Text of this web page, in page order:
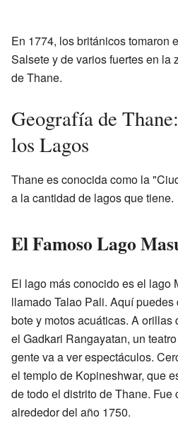
En 1774, los británicos tomaron
Salsete y de varios fuertes en la
de Thane.
Geografía de
los Lagos
Thane es conocida como la
a la cantidad de lagos que tiene.
El Famoso Lago
El lago más conocido es el lago
llamado Talao Pali. Aquí
bote y motos acuáticas. A
el Gadkari Rangayatan, un
gente va a ver espectáculos.
el templo de Kopineshwar, que
de todo el distrito de Thane.
alrededor del año 1750.